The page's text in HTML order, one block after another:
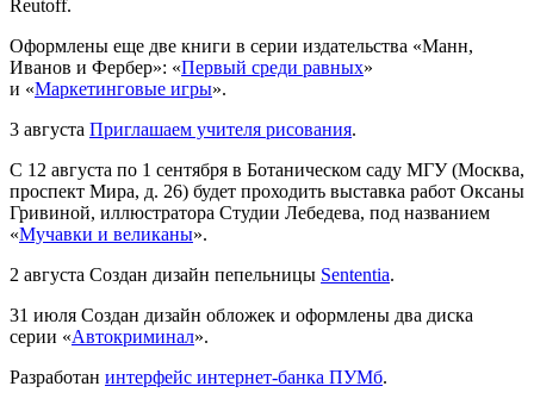
Reutoff.
Оформлены еще две книги в серии издательства «Манн,
Иванов и Фербер»: «Первый среди равных»
и «Маркетинговые игры».
3 августа Приглашаем учителя рисования.
С 12 августа по 1 сентября в Ботаническом саду МГУ (Москва,
проспект Мира, д. 26) будет проходить выставка работ Оксаны
Гривиной, иллюстратора Студии Лебедева, под названием
«Мучавки и великаны».
2 августа Создан дизайн пепельницы Sententia.
31 июля Создан дизайн обложек и оформлены два диска
серии «Автокриминал».
Разработан интерфейс интернет-банка ПУМб.